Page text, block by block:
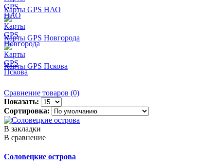
Карты GPS НАО
Карты GPS Новгорода
Карты GPS Пскова
Сравнение товаров (0)
Показать:
Сортировка:
В закладки
В сравнение
Соловецкие острова